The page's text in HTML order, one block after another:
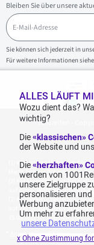
Bleiben Sie über unsere
E
-
M
a
i
l
Sie können sich jederzeit in
Für weitere Informationen siehe
1001reifen -
Kostenlose Lieferung: für
MwSt.) (unter 70€ betragen
Katalogpreise des
auf dieser Webseite
Aggregierte Bewertungen
auf 939 Bewertungen in den
15.06.2022 für Deutschland.
Angebotskonditionen
ALLES LÄUFT
Wozu dient das?
wichtig?
Die«klassischen»
der Website und
Die«herzhaften»
werden von
unsere Zielgruppe
personalisieren
Werbung
Um mehr zu
unsere
x Ohne Zustimmung